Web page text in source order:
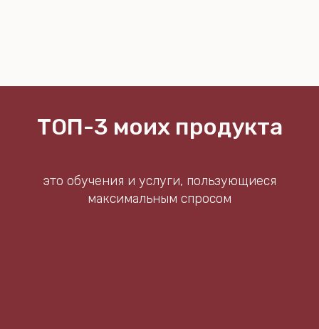
ТОП-3 моих продукта
это обучения и услуги, пользующиеся
максимальным спросом